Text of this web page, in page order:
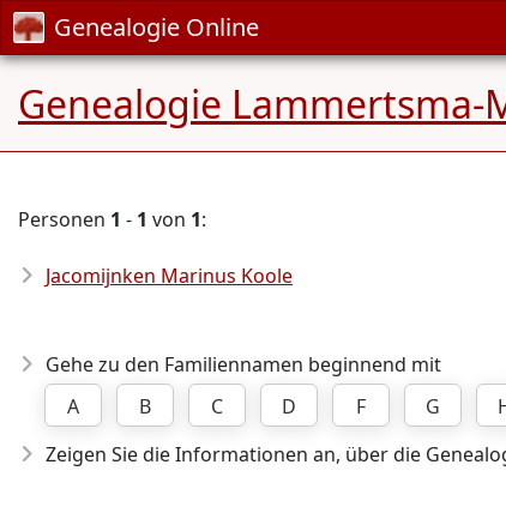
Genealogie Online
Genealogie Lammertsma-
Personen 1 - 1 von 1:
Jacomijnken Marinus Koole
Gehe zu den Familiennamen beginnend mit
A
B C D F G
Zeigen Sie die Informationen an, über die